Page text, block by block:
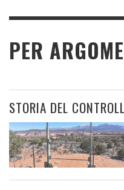
PER
STORIA DEL